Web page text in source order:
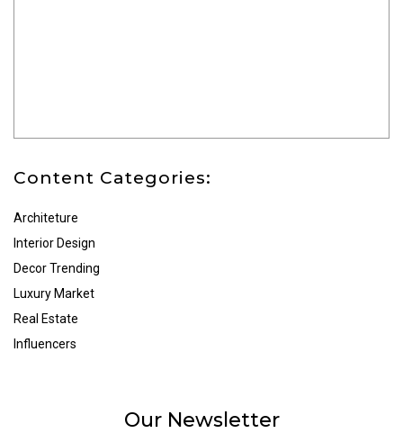
Content Categories:
Architeture
Interior Design
Decor Trending
Luxury Market
Real Estate
Influencers
Our Newsletter